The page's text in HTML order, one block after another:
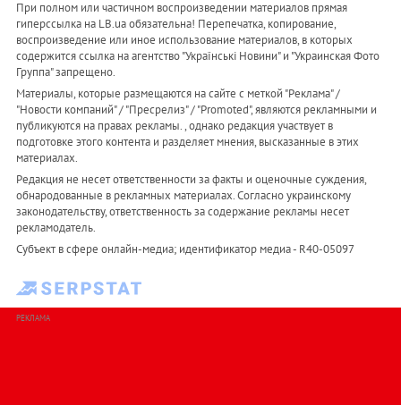
При полном или частичном воспроизведении материалов прямая
гиперссылка на LB.ua обязательна! Перепечатка, копирование,
воспроизведение или иное использование материалов, в которых
содержится ссылка на агентство "Українськi Новини" и "Украинская Фото
Группа" запрещено.
Материалы, которые размещаются на сайте с меткой "Реклама" /
"Новости компаний" / "Пресрелиз" / "Promoted", являются рекламными и
публикуются на правах рекламы. , однако редакция участвует в
подготовке этого контента и разделяет мнения, высказанные в этих
материалах.
Редакция не несет ответственности за факты и оценочные суждения,
обнародованные в рекламных материалах. Согласно украинскому
законодательству, ответственность за содержание рекламы несет
рекламодатель.
Субъект в сфере онлайн-медиа; идентификатор медиа - R40-05097
РЕКЛАМА